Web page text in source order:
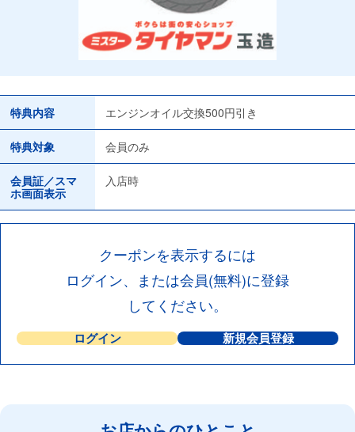
特典内容 エンジンオイル交換500円引き
特典対象 会員のみ
会員証／スマ
ホ画面表示
入店時
クーポンを表示するには
ログイン、または会員(無料)に登録
してください。
ログイン 新規会員登録